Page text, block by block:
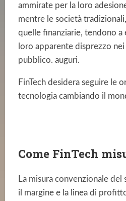
ammirate per la loro
mentre le società
quelle finanziarie, tendono a
loro apparente disprezzo
pubblico. auguri.
FinTech desidera seguire le
tecnologia cambiando il
Come FinTech
La misura convenzionale del
il margine e la linea di